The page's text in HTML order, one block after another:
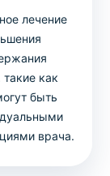
лечение
как
быть
врача.